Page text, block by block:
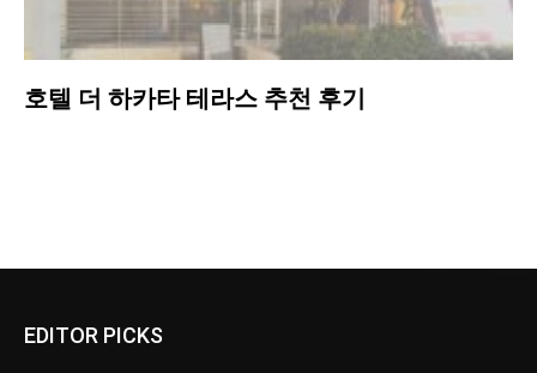
호텔 더 하카타 테라스 추천 후기
EDITOR PICKS